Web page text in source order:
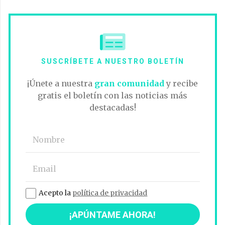
SUSCRÍBETE A NUESTRO BOLETÍN
¡Únete a nuestra gran comunidady recibe
gratis el boletín con las noticias más
destacadas!
Acepto la política de privacidad